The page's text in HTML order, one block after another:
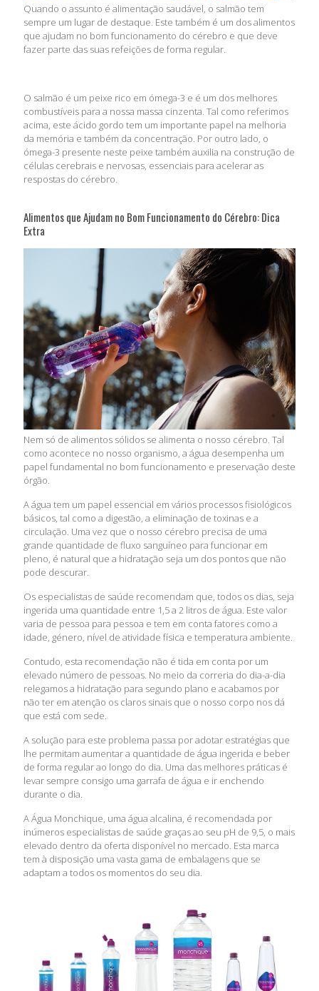
Quando o assunto é alimentação saudável, o salmão tem
sempre um lugar de destaque. Este também é um dos alimentos
que ajudam no bom funcionamento do cérebro e que deve
fazer parte das suas refeições de forma regular.
O salmão é um peixe rico em ómega-3 e é um dos melhores
combustíveis para a nossa massa cinzenta. Tal como referimos
acima, este ácido gordo tem um importante papel na melhoria
da memória e também da concentração. Por outro lado, o
ómega-3 presente neste peixe também auxilia na construção de
células cerebrais e nervosas, essenciais para acelerar as
respostas do cérebro.
Alimentos que Ajudam no Bom Funcionamento do Cérebro: Dica
Extra
Nem só de alimentos sólidos se alimenta o nosso cérebro. Tal
como acontece no nosso organismo, a água desempenha um
papel fundamental no bom funcionamento e preservação deste
órgão.
A água tem um papel essencial em vários processos fisiológicos
básicos, tal como a digestão, a eliminação de toxinas e a
circulação. Uma vez que o nosso cérebro precisa de uma
grande quantidade de fluxo sanguíneo para funcionar em
pleno, é natural que a hidratação seja um dos pontos que não
pode descurar.
Os especialistas de saúde recomendam que, todos os dias, seja
ingerida uma quantidade entre 1,5 a 2 litros de água. Este valor
varia de pessoa para pessoa e tem em conta fatores como a
idade, género, nível de atividade física e temperatura ambiente.
Contudo, esta recomendação não é tida em conta por um
elevado número de pessoas. No meio da correria do dia-a-dia
relegamos a hidratação para segundo plano e acabamos por
não ter em atenção os claros sinais que o nosso corpo nos dá
que está com sede.
A solução para este problema passa por adotar estratégias que
lhe permitam aumentar a quantidade de água ingerida e beber
de forma regular ao longo do dia. Uma das melhores práticas é
levar sempre consigo uma garrafa de água e ir enchendo
durante o dia.
A Água Monchique, uma água alcalina, é recomendada por
inúmeros especialistas de saúde graças ao seu pH de 9,5, o mais
elevado dentro da oferta disponível no mercado. Esta marca
tem à disposição uma vasta gama de embalagens que se
adaptam a todos os momentos do seu dia.